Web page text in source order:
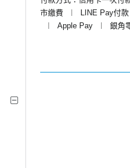
市繳費
︱ LINE Pay付款
︱
Apple Pay ︱ 銀角